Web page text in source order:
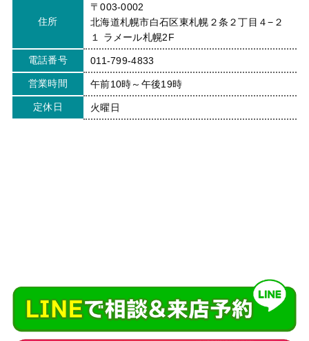
住所
〒003-0002
北海道札幌市白石区東札幌２条２丁目４−２
１ ラメール札幌2F
電話番号 011-799-4833
営業時間 午前10時～午後19時
定休日 火曜日